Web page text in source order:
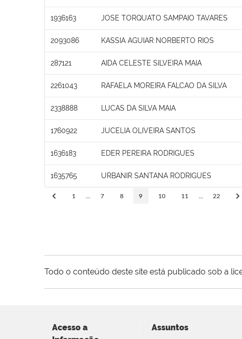
1936163 JOSE TORQUATO SAMPAIO TAVARES
2093086 KASSIA AGUIAR NORBERTO RIOS
287121 AIDA CELESTE SILVEIRA MAIA
2261043 RAFAELA MOREIRA FALCAO DA SILVA
2338888 LUCAS DA SILVA MAIA
1760922 JUCELIA OLIVEIRA SANTOS
1636183 EDER PEREIRA RODRIGUES
1635765 URBANIR SANTANA RODRIGUES
1 7 8 9 10 11 22
Todo o conteúdo deste site está publicado sob a
Acesso a
Assuntos